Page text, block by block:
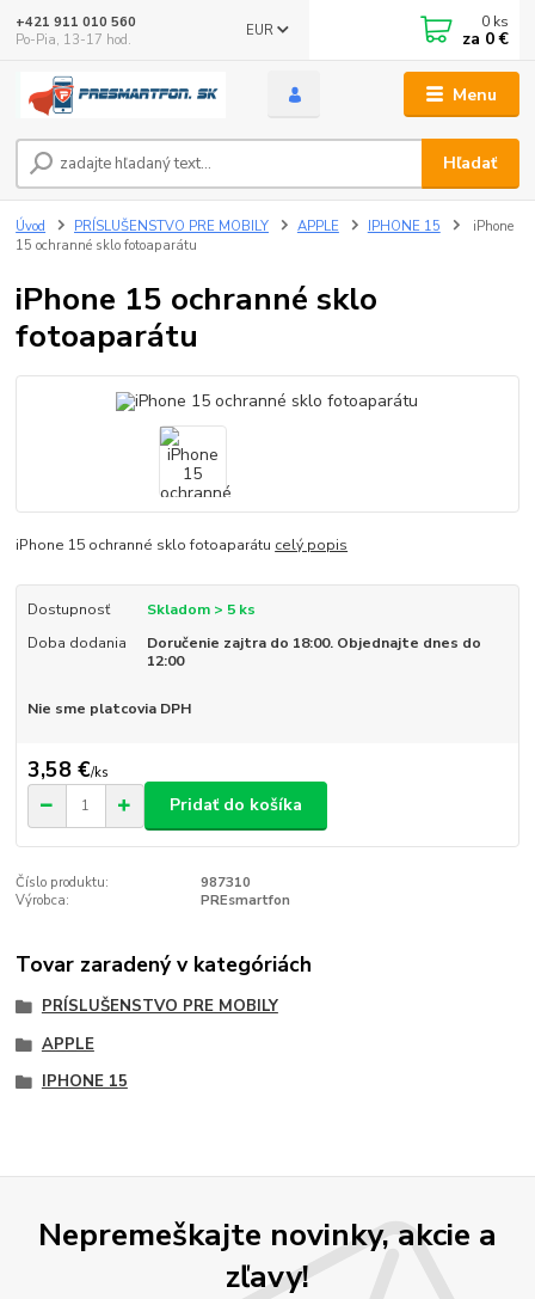
Menu
EUR
Hľadať
+421 911 010 560
Po-Pia, 13-17 hod.
0 ks
za 0 €
Úvod PRÍSLUŠENSTVO PRE MOBILY APPLE IPHONE 15
iPhone
15 ochranné sklo fotoaparátu
iPhone 15 ochranné sklo
fotoaparátu
iPhone 15 ochranné sklo fotoaparátu celý popis
Dostupnosť
Skladom > 5 ks
Doba dodania
Doručenie zajtra do 18:00. Objednajte dnes do
12:00
Nie sme platcovia DPH
3,58 €/ks
Pridať do košíka
Číslo produktu:
987310
Výrobca:
PREsmartfon
Tovar zaradený v kategóriách
PRÍSLUŠENSTVO PRE MOBILY
APPLE
IPHONE 15
Nepremeškajte novinky, akcie a
zľavy!